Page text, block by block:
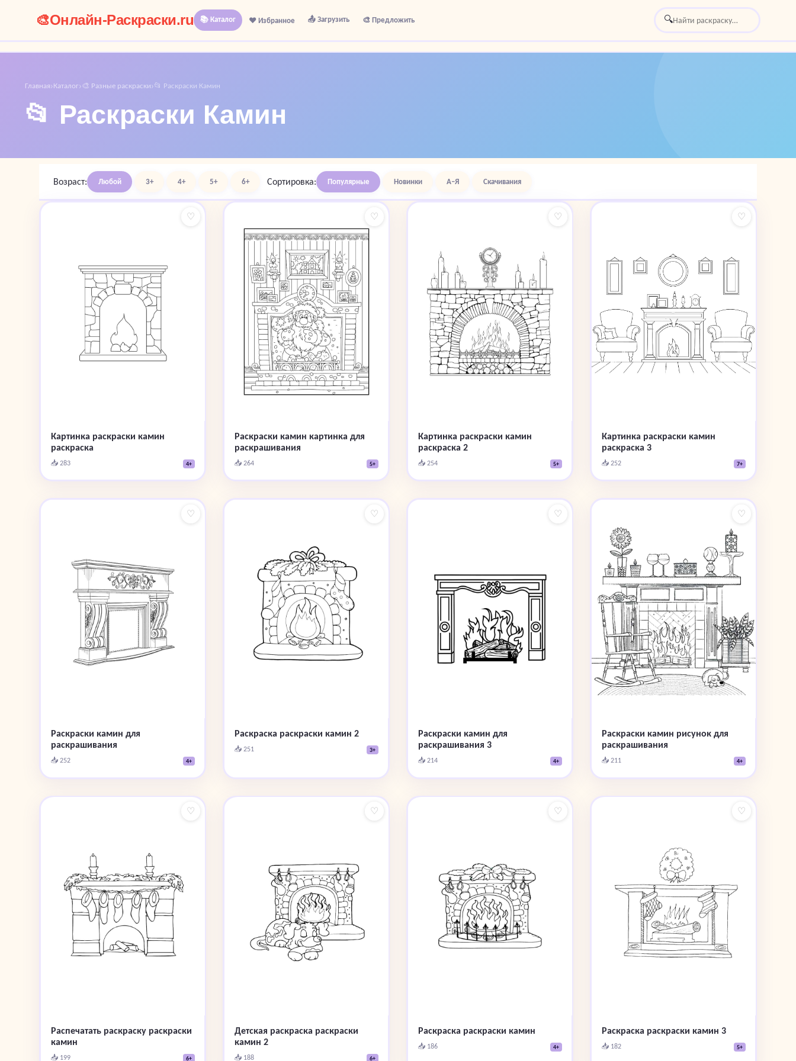
🎨Онлайн-Раскраски.ru 📚 Каталог ❤️ Избранное 📤 Загрузить 🎨 Предложить 🔍
Главная›Каталог›🎨 Разные раскраски›📂 Раскраски Камин
📂 Раскраски Камин
Возраст: Любой 3+ 4+ 5+ 6+ Сортировка: Популярные Новинки А–Я Скачивания
♡
Картинка раскраски камин
раскраска
📥 283 4+
♡
Раскраски камин картинка для
раскрашивания
📥 264 5+
♡
Картинка раскраски камин
раскраска 2
📥 254 5+
♡
Картинка раскраски камин
раскраска 3
📥 252 7+
♡
Раскраски камин для
раскрашивания
📥 252 4+
♡
Раскраска раскраски камин 2
📥 251 3+
♡
Раскраски камин для
раскрашивания 3
📥 214 4+
♡
Раскраски камин рисунок для
раскрашивания
📥 211 4+
♡
Распечатать раскраску раскраски
камин
📥 199 6+
♡
Детская раскраска раскраски
камин 2
📥 188 6+
♡
Раскраска раскраски камин
📥 186 4+
♡
Раскраска раскраски камин 3
📥 182 5+